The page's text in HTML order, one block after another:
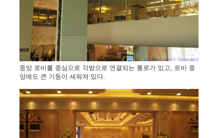
중앙 로비를 중심으로 각방으로 연결되는 통로가 있고, 로비 중
앙에도 큰 기둥이 세워져 있다.